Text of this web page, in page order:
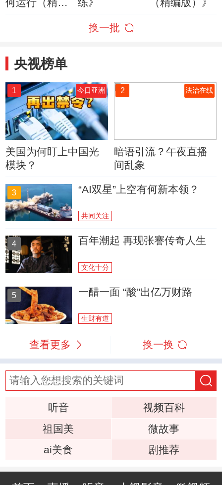
换一批
央视榜单
1 今日亚洲
美国为何盯上中国光
模块？
2 法治在线
暗语引流？午夜直播
间乱象
3 “AI双星”上空有何新本领？
共同关注
4 百年潮起 再现张謇传奇人生
文化十分
5 一醋一面 “酸”出亿万财路
生财有道
查看更多 换一换
听音
视频百科
祖国美
微故事
ai美食
剧推荐